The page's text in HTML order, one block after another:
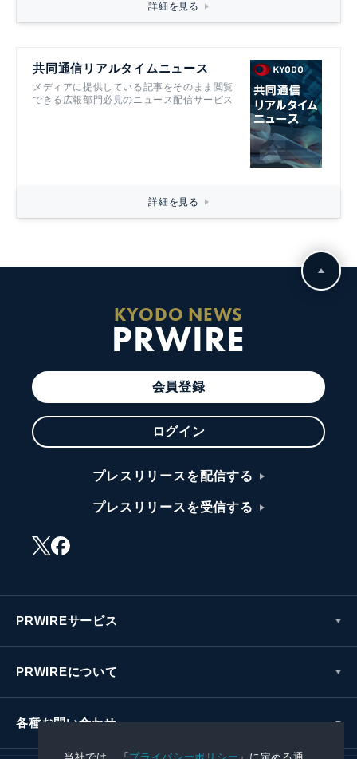
詳細を見る
共同通信リアルタイムニュース
メディアに提供している記事をそのまま閲覧
できる広報部門必見のニュース配信サービス
詳細を見る
KYODO NEWS
PRWIRE
会員登録
ログイン
プレスリリースを配信する
プレスリリースを受信する
PRWIREサービス
PRWIREについて
各種お問い合わせ